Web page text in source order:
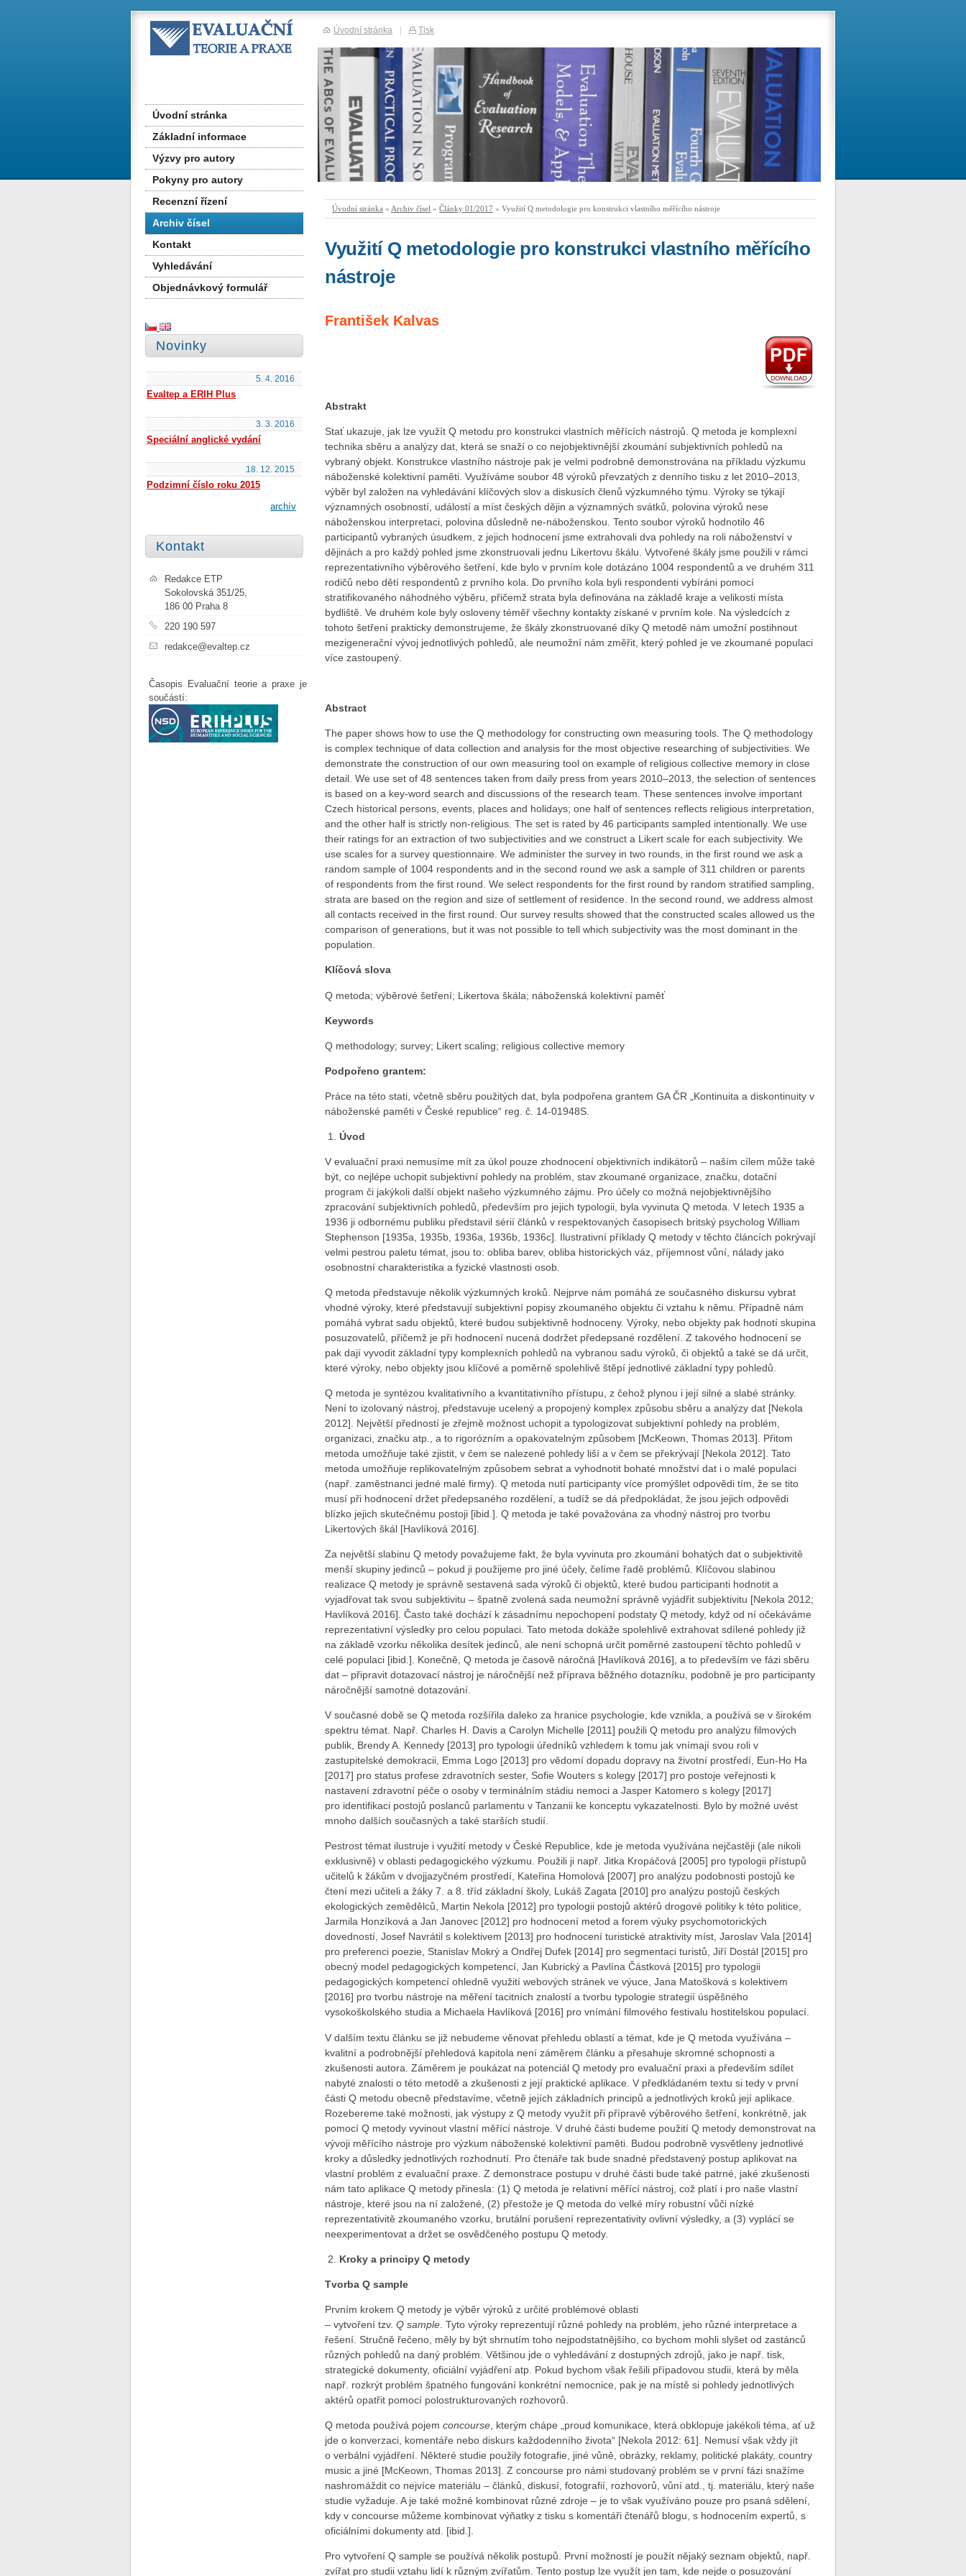
Úvodní stránka » Archiv čísel » Články 01/2017 » Využití Q metodologie pro konstrukci vlastního měřícího nástroje
Využití Q metodologie pro konstrukci vlastního měřícího
nástroje
František Kalvas
Abstrakt
Stať ukazuje, jak lze využít Q metodu pro konstrukci vlastních měřících nástrojů. Q metoda je komplexní
technika sběru a analýzy dat, která se snaží o co nejobjektivnější zkoumání subjektivních pohledů na
vybraný objekt. Konstrukce vlastního nástroje pak je velmi podrobně demonstrována na příkladu výzkumu
náboženské kolektivní paměti. Využíváme soubor 48 výroků převzatých z denního tisku z let 2010–2013,
výběr byl založen na vyhledávání klíčových slov a diskusích členů výzkumného týmu. Výroky se týkají
významných osobností, událostí a míst českých dějin a významných svátků, polovina výroků nese
náboženskou interpretaci, polovina důsledně ne-náboženskou. Tento soubor výroků hodnotilo 46
participantů vybraných úsudkem, z jejich hodnocení jsme extrahovali dva pohledy na roli náboženství v
dějinách a pro každý pohled jsme zkonstruovali jednu Likertovu škálu. Vytvořené škály jsme použili v rámci
reprezentativního výběrového šetření, kde bylo v prvním kole dotázáno 1004 respondentů a ve druhém 311
rodičů nebo dětí respondentů z prvního kola. Do prvního kola byli respondenti vybíráni pomocí
stratifikovaného náhodného výběru, přičemž strata byla definována na základě kraje a velikosti místa
bydliště. Ve druhém kole byly osloveny téměř všechny kontakty získané v prvním kole. Na výsledcích z
tohoto šetření prakticky demonstrujeme, že škály zkonstruované díky Q metodě nám umožní postihnout
mezigenerační vývoj jednotlivých pohledů, ale neumožní nám změřit, který pohled je ve zkoumané populaci
více zastoupený.
Abstract
The paper shows how to use the Q methodology for constructing own measuring tools. The Q methodology
is complex technique of data collection and analysis for the most objective researching of subjectivities. We
demonstrate the construction of our own measuring tool on example of religious collective memory in close
detail. We use set of 48 sentences taken from daily press from years 2010–2013, the selection of sentences
is based on a key-word search and discussions of the research team. These sentences involve important
Czech historical persons, events, places and holidays; one half of sentences reflects religious interpretation,
and the other half is strictly non-religious. The set is rated by 46 participants sampled intentionally. We use
their ratings for an extraction of two subjectivities and we construct a Likert scale for each subjectivity. We
use scales for a survey questionnaire. We administer the survey in two rounds, in the first round we ask a
random sample of 1004 respondents and in the second round we ask a sample of 311 children or parents
of respondents from the first round. We select respondents for the first round by random stratified sampling,
strata are based on the region and size of settlement of residence. In the second round, we address almost
all contacts received in the first round. Our survey results showed that the constructed scales allowed us the
comparison of generations, but it was not possible to tell which subjectivity was the most dominant in the
population.
Klíčová slova
Q metoda; výběrové šetření; Likertova škála; náboženská kolektivní paměť
Keywords
Q methodology; survey; Likert scaling; religious collective memory
Podpořeno grantem:
Práce na této stati, včetně sběru použitých dat, byla podpořena grantem GA ČR „Kontinuita a diskontinuity v
náboženské paměti v České republice“ reg. č. 14-01948S.
Úvod
V evaluační praxi nemusíme mít za úkol pouze zhodnocení objektivních indikátorů – naším cílem může také
být, co nejlépe uchopit subjektivní pohledy na problém, stav zkoumané organizace, značku, dotační
program či jakýkoli další objekt našeho výzkumného zájmu. Pro účely co možná nejobjektivnějšího
zpracování subjektivních pohledů, především pro jejich typologii, byla vyvinuta Q metoda. V letech 1935 a
1936 ji odbornému publiku představil sérií článků v respektovaných časopisech britský psycholog William
Stephenson [1935a, 1935b, 1936a, 1936b, 1936c]. Ilustrativní příklady Q metody v těchto článcích pokrývají
velmi pestrou paletu témat, jsou to: obliba barev, obliba historických váz, příjemnost vůní, nálady jako
osobnostní charakteristika a fyzické vlastnosti osob.
Q metoda představuje několik výzkumných kroků. Nejprve nám pomáhá ze současného diskursu vybrat
vhodné výroky, které představují subjektivní popisy zkoumaného objektu či vztahu k němu. Případně nám
pomáhá vybrat sadu objektů, které budou subjektivně hodnoceny. Výroky, nebo objekty pak hodnotí skupina
posuzovatelů, přičemž je při hodnocení nucená dodržet předepsané rozdělení. Z takového hodnocení se
pak dají vyvodit základní typy komplexních pohledů na vybranou sadu výroků, či objektů a také se dá určit,
které výroky, nebo objekty jsou klíčové a poměrně spolehlivě štěpí jednotlivé základní typy pohledů.
Q metoda je syntézou kvalitativního a kvantitativního přístupu, z čehož plynou i její silné a slabé stránky.
Není to izolovaný nástroj, představuje ucelený a propojený komplex způsobu sběru a analýzy dat [Nekola
2012]. Největší předností je zřejmě možnost uchopit a typologizovat subjektivní pohledy na problém,
organizaci, značku atp., a to rigorózním a opakovatelným způsobem [McKeown, Thomas 2013]. Přitom
metoda umožňuje také zjistit, v čem se nalezené pohledy liší a v čem se překrývají [Nekola 2012]. Tato
metoda umožňuje replikovatelným způsobem sebrat a vyhodnotit bohaté množství dat i o malé populaci
(např. zaměstnanci jedné malé firmy). Q metoda nutí participanty více promýšlet odpovědi tím, že se tito
musí při hodnocení držet předepsaného rozdělení, a tudíž se dá předpokládat, že jsou jejich odpovědi
blízko jejich skutečnému postoji [ibid.]. Q metoda je také považována za vhodný nástroj pro tvorbu
Likertových škál [Havlíková 2016].
Za největší slabinu Q metody považujeme fakt, že byla vyvinuta pro zkoumání bohatých dat o subjektivitě
menší skupiny jedinců – pokud ji použijeme pro jiné účely, čelíme řadě problémů. Klíčovou slabinou
realizace Q metody je správně sestavená sada výroků či objektů, které budou participanti hodnotit a
vyjadřovat tak svou subjektivitu – špatně zvolená sada neumožní správně vyjádřit subjektivitu [Nekola 2012;
Havlíková 2016]. Často také dochází k zásadnímu nepochopení podstaty Q metody, když od ní očekáváme
reprezentativní výsledky pro celou populaci. Tato metoda dokáže spolehlivě extrahovat sdílené pohledy již
na základě vzorku několika desítek jedinců, ale není schopná určit poměrné zastoupení těchto pohledů v
celé populaci [ibid.]. Konečně, Q metoda je časově náročná [Havlíková 2016], a to především ve fázi sběru
dat – připravit dotazovací nástroj je náročnější než příprava běžného dotazníku, podobně je pro participanty
náročnější samotné dotazování.
V současné době se Q metoda rozšířila daleko za hranice psychologie, kde vznikla, a používá se v širokém
spektru témat. Např. Charles H. Davis a Carolyn Michelle [2011] použili Q metodu pro analýzu filmových
publik, Brendy A. Kennedy [2013] pro typologii úředníků vzhledem k tomu jak vnímají svou roli v
zastupitelské demokracii, Emma Logo [2013] pro vědomí dopadu dopravy na životní prostředí, Eun-Ho Ha
[2017] pro status profese zdravotních sester, Sofie Wouters s kolegy [2017] pro postoje veřejnosti k
nastavení zdravotní péče o osoby v terminálním stádiu nemoci a Jasper Katomero s kolegy [2017]
pro identifikaci postojů poslanců parlamentu v Tanzanii ke konceptu vykazatelnosti. Bylo by možné uvést
mnoho dalších současných a také starších studií.
Pestrost témat ilustruje i využití metody v České Republice, kde je metoda využívána nejčastěji (ale nikoli
exklusivně) v oblasti pedagogického výzkumu. Použili ji např. Jitka Kropáčová [2005] pro typologii přístupů
učitelů k žákům v dvojjazyčném prostředí, Kateřina Homolová [2007] pro analýzu podobnosti postojů ke
čtení mezi učiteli a žáky 7. a 8. tříd základní školy, Lukáš Zagata [2010] pro analýzu postojů českých
ekologických zemědělců, Martin Nekola [2012] pro typologii postojů aktérů drogové politiky k této politice,
Jarmila Honzíková a Jan Janovec [2012] pro hodnocení metod a forem výuky psychomotorických
dovedností, Josef Navrátil s kolektivem [2013] pro hodnocení turistické atraktivity míst, Jaroslav Vala [2014]
pro preferenci poezie, Stanislav Mokrý a Ondřej Dufek [2014] pro segmentaci turistů, Jiří Dostál [2015] pro
obecný model pedagogických kompetencí, Jan Kubrický a Pavlína Částková [2015] pro typologii
pedagogických kompetencí ohledně využití webových stránek ve výuce, Jana Matošková s kolektivem
[2016] pro tvorbu nástroje na měření tacitních znalostí a tvorbu typologie strategií úspěšného
vysokoškolského studia a Michaela Havlíková [2016] pro vnímání filmového festivalu hostitelskou populací.
V dalším textu článku se již nebudeme věnovat přehledu oblastí a témat, kde je Q metoda využívána –
kvalitní a podrobnější přehledová kapitola není záměrem článku a přesahuje skromné schopnosti a
zkušenosti autora. Záměrem je poukázat na potenciál Q metody pro evaluační praxi a především sdílet
nabyté znalosti o této metodě a zkušenosti z její praktické aplikace. V předkládaném textu si tedy v první
části Q metodu obecně představíme, včetně jejích základních principů a jednotlivých kroků její aplikace.
Rozebereme také možnosti, jak výstupy z Q metody využít při přípravě výběrového šetření, konkrétně, jak
pomocí Q metody vyvinout vlastní měřící nástroje. V druhé části budeme použití Q metody demonstrovat na
vývoji měřícího nástroje pro výzkum náboženské kolektivní paměti. Budou podrobně vysvětleny jednotlivé
kroky a důsledky jednotlivých rozhodnutí. Pro čtenáře tak bude snadné představený postup aplikovat na
vlastní problém z evaluační praxe. Z demonstrace postupu v druhé části bude také patrné, jaké zkušenosti
nám tato aplikace Q metody přinesla: (1) Q metoda je relativní měřící nástroj, což platí i pro naše vlastní
nástroje, které jsou na ní založené, (2) přestože je Q metoda do velké míry robustní vůči nízké
reprezentativitě zkoumaného vzorku, brutální porušení reprezentativity ovlivní výsledky, a (3) vyplácí se
neexperimentovat a držet se osvědčeného postupu Q metody.
Kroky a principy Q metody
Tvorba Q sample
Prvním krokem Q metody je výběr výroků z určité problémové oblasti
– vytvoření tzv. Q sample . Tyto výroky reprezentují různé pohledy na problém, jeho různé interpretace a
řešení. Stručně řečeno, měly by být shrnutím toho nejpodstatnějšího, co bychom mohli slyšet od zastánců
různých pohledů na daný problém. Většinou jde o vyhledávání z dostupných zdrojů, jako je např. tisk,
strategické dokumenty, oficiální vyjádření atp. Pokud bychom však řešili případovou studii, která by měla
např. rozkrýt problém špatného fungování konkrétní nemocnice, pak je na místě si pohledy jednotlivých
aktérů opatřit pomocí polostrukturovaných rozhovorů.
Q metoda používá pojem concourse , kterým chápe „proud komunikace, která obklopuje jakékoli téma, ať už
jde o konverzaci, komentáře nebo diskurs každodenního života“ [Nekola 2012: 61]. Nemusí však vždy jít
o verbální vyjádření. Některé studie použily fotografie, jiné vůně, obrázky, reklamy, politické plakáty, country
music a jiné [McKeown, Thomas 2013]. Z concourse pro námi studovaný problém se v první fázi snažíme
nashromáždit co nejvíce materiálu – článků, diskusí, fotografií, rozhovorů, vůní atd., tj. materiálu, který naše
studie vyžaduje. A je také možné kombinovat různé zdroje – je to však využíváno pouze pro psaná sdělení,
kdy v concourse můžeme kombinovat výňatky z tisku s komentáři čtenářů blogu, s hodnocením expertů, s
oficiálními dokumenty atd. [ibid.].
Pro vytvoření Q sample se používá několik postupů. První možností je použít nějaký seznam objektů, např.
zvířat pro studii vztahu lidí k různým zvířatům. Tento postup lze využít jen tam, kde nejde o posuzování
Úvodní stránka
Základní informace
Výzvy pro autory
Pokyny pro autory
Recenzní řízení
Archiv čísel
Kontakt
Vyhledávání
Objednávkový formulář
Novinky
5. 4. 2016
Evaltep a ERIH Plus
3. 3. 2016
Speciální anglické vydání
18. 12. 2015
Podzimní číslo roku 2015
archív
Kontakt
Redakce ETP
Sokolovská 351/25,
186 00 Praha 8
220 190 597
redakce@evaltep.cz
Časopis Evaluační teorie a praxe je
součástí:
Úvodní stránka | Tisk